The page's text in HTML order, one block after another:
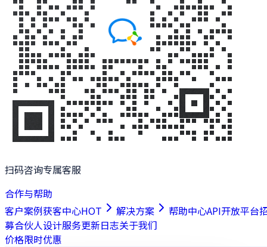
扫码咨询专属客服
合作与帮助
客户案例获客中心HOT 解决方案 帮助中心API开放平台
募合伙人设计服务更新日志关于我们
价格限时优惠